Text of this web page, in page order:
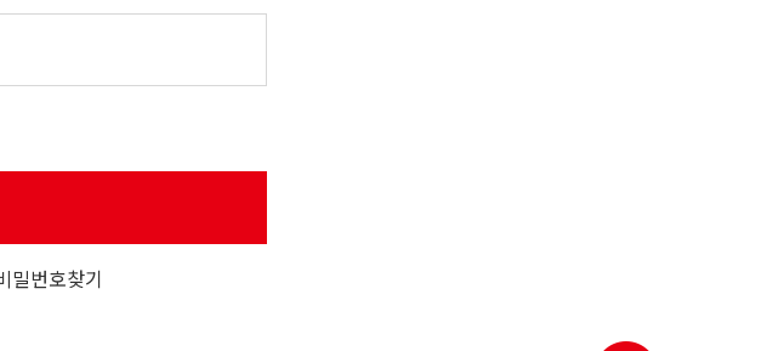
밀번호찾기